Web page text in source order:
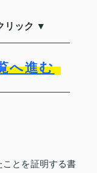
リック ▼
へ進む
とを証明する書